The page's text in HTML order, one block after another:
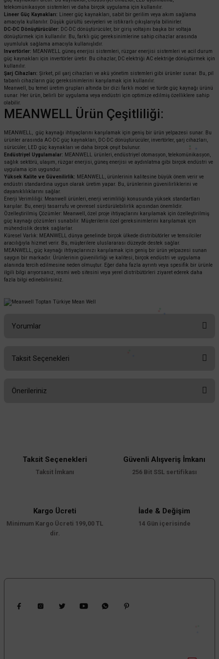
telekomünikasyon sistemleri ve daha birçok uygulama için kullanılır.
Lineer Güç Kaynakları: Lineer güç kaynakları, sabit bir gerilim veya akım sağlama
amacıyla kullanılır. Düşük gürültü seviyeleri ve istikrarlı çıkışlarıyla bilinirler.
DC-DC Dönüştürücüler: DC-DC dönüştürücüler, bir giriş voltajını başka bir voltaja
dönüştürmek için kullanılır. Bu, farklı güç gereksinimlerine sahip cihazlar arasında
uyumluluk sağlama amacıyla kullanışlıdır.
Invertörler: MEANWELL güneş enerjisi sistemleri, rüzgar enerjisi sistemleri ve acil durum
güç kaynakları için invertörler üretir. Bu cihazlar, DC elektriği AC elektriğe dönüştürmek için
kullanılır.
Şarj Cihazları: Şirket, pil şarj cihazları ve akü yönetim sistemleri gibi ürünler sunar. Bu, pil
tabanlı cihazların güç gereksinimlerini karşılamak için kullanılır.
Meanwell, bu temel üretim grupları altında bir dizi farklı model ve türde güç kaynağı ürünü
sunar. Her ürün, belirli bir uygulama veya endüstri için optimize edilmiş özelliklere sahip
olabilir.
MEANWELL Ürün Çeşitliliği:
MEANWELL, güç kaynağı ihtiyaçlarını karşılamak için geniş bir ürün yelpazesi sunar. Bu
ürünler arasında AC-DC güç kaynakları, DC-DC dönüştürücüler, invertörler, şarj cihazları,
sürücüler, LED güç kaynakları ve daha birçok çeşit bulunur.
Endüstriyel Uygulamalar: MEANWELL ürünleri, endüstriyel otomasyon, telekomünikasyon,
sağlık sektörü, ulaşım, rüzgar enerjisi, güneş enerjisi ve aydınlatma gibi birçok endüstri ve
uygulama için uygundur.
Yüksek Kalite ve Güvenilirlik: MEANWELL, ürünlerinin kalitesine büyük önem verir ve
endüstri standardına uygun olarak üretim yapar. Bu, ürünlerinin güvenilirliklerini ve
dayanıklılıklarını sağlar.
Enerji Verimliliği: Meanwell ürünleri, enerji verimliliği konusunda yüksek standartları
karşılar. Bu, enerji tasarrufu ve çevresel sürdürülebilirlik açısından önemlidir.
Özelleştirilmiş Çözümler: Meanwell, özel proje ihtiyaçlarını karşılamak için özelleştirilmiş
güç kaynağı çözümleri sunabilir. Müşterilerin özel gereksinimlerini karşılamak için
mühendislik destek sağlarlar.
Küresel Varlık: MEANWELL dünya genelinde birçok ülkede distribütörler ve temsilciler
aracılığıyla hizmet verir. Bu, müşterilere uluslararası düzeyde destek sağlar.
MEANWELL, güç kaynağı ihtiyaçlarınızı karşılamak için geniş bir ürün yelpazesi sunan
saygın bir markadır. Ürünlerinin güvenilirliği ve kalitesi, birçok endüstri ve uygulama
alanında tercih edilmesine neden olmuştur. Eğer daha fazla ayrıntı veya spesifik bir ürünle
ilgili bilgi arıyorsanız, resmi web sitesini veya yerel distribütörleri ziyaret ederek daha
fazla bilgi edinebilirsiniz.
Yorumlar
Taksit Seçenekleri
Önerileriniz
Ürün resmi kalitesiz, bozuk veya görüntülenemiyor.
Ürün fiyatı diğer sitelerden daha pahalı.
Bu ürüne benzer farklı alternatifler olmalı.
Taksit Seçenekleri
Taksit İmkanı
Güvenli Alışveriş İmkanı
256 Bit SSL sertifikası
Kargo Ücreti
Minimum Kargo Ücreti 199,00 TL
dir.
İade & Değişim
14 Gün içerisinde